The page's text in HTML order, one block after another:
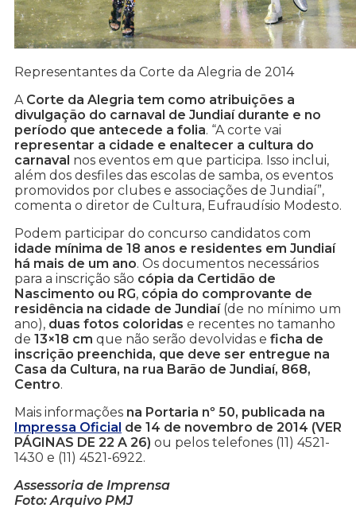
Representantes da Corte da Alegria de 2014
A Corte da Alegria tem como atribuições a
divulgação do carnaval de Jundiaí durante e no
período que antecede a folia. “A corte vai
representar a cidade e enaltecer a cultura do
carnaval nos eventos em que participa. Isso inclui,
além dos desfiles das escolas de samba, os eventos
promovidos por clubes e associações de Jundiaí”,
comenta o diretor de Cultura, Eufraudísio Modesto.
Podem participar do concurso candidatos com
idade mínima de 18 anos e residentes em Jundiaí
há mais de um ano. Os documentos necessários
para a inscrição são cópia da Certidão de
Nascimento ou RG, cópia do comprovante de
residência na cidade de Jundiaí(de no mínimo um
ano), duas fotos coloridas e recentes no tamanho
de 13×18 cm que não serão devolvidas e ficha de
inscrição preenchida, que deve ser entregue na
Casa da Cultura, na rua Barão de Jundiaí, 868,
Centro.
Mais informações na Portaria nº 50, publicada na
Impressa Oficial de 14 de novembro de 2014 (VER
PÁGINAS DE 22 A 26) ou pelos telefones (11) 4521-
1430 e (11) 4521-6922.
Assessoria de Imprensa
Foto: Arquivo PMJ